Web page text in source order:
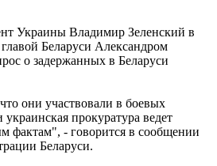
Украины Владимир Зеленский в
Беларуси Александром
о задержанных в Беларуси
они участвовали в боевых
прокуратура ведет
фактам", - говорится в сообщении
Беларуси.